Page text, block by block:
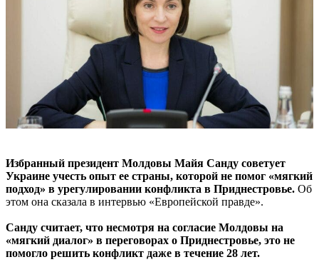
Избранный президент Молдовы Майя Санду советует
Украине учесть опыт ее страны, которой не помог «мягкий
подход» в урегулировании конфликта в Приднестровье. Об
этом она сказала в интервью «Европейской правде».
Санду считает, что несмотря на согласие Молдовы на
«мягкий диалог» в переговорах о Приднестровье, это не
помогло решить конфликт даже в течение 28 лет.